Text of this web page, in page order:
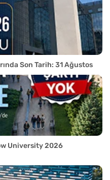
Son Tarih: 31 Ağustos
University 2026